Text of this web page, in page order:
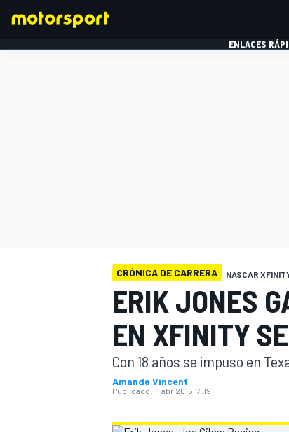
INDYCAR
ENLACES
CRÓNICA DE CARRERA NASCAR
ERIK JONES
EN XFINITY
Con 18 años se impuso en
Amanda Vincent
Publicado: 11 abr 2015, 7:19